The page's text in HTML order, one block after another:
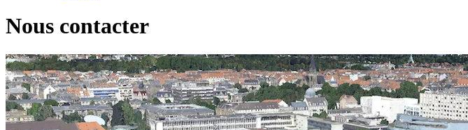
Nous contacter